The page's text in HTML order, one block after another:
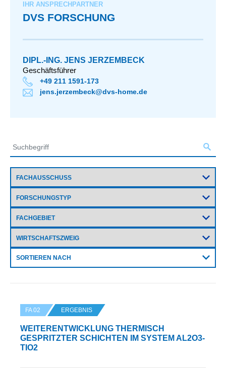
IHR ANSPRECHPARTNER
DVS FORSCHUNG
DIPL.-ING. JENS JERZEMBECK
Geschäftsführer
+49 211 1591-173
jens.jerzembeck@dvs-home.de
SORTIEREN NACH
FA 02 ERGEBNIS
WEITERENTWICKLUNG THERMISCH
GESPRITZTER SCHICHTEN IM SYSTEM AL2O3-
TIO2